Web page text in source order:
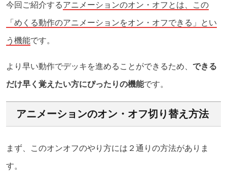
今回ご紹介するアニメーションのオン・オフとは、この
「めくる動作のアニメーションをオン・オフできる」とい
う機能です。
より早い動作でデッキを進めることができるため、 できる
だけ早く覚えたい方にぴったりの機能です。
アニメーションのオン・オフ切り替え方法
まず、このオンオフのやり方には２通りの方法がありま
す。